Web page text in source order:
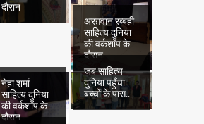
दौरान
अरग़वान रब्बही
साहित्य दुनिया
की वर्कशॉप के
दौरान
नेहा शर्मा
साहित्य दुनिया
की वर्कशॉप के
दौरान
जब साहित्य
दुनिया पहुँचा
बच्चों के पास..